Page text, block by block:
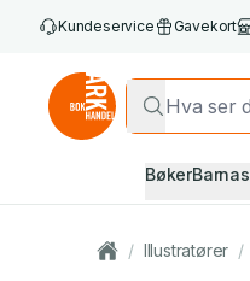
Kundeservice Gavekort
Bøker
/ Illustratører /